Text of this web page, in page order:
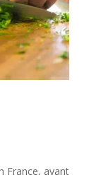
France, ayant